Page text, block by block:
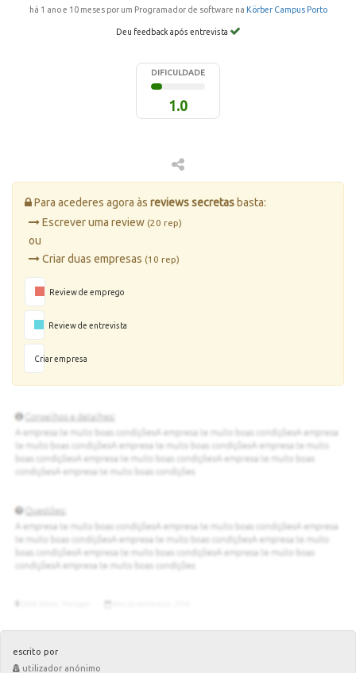
há 1 ano e 10 meses por um Programador de software na Körber Campus Porto
Deu feedback após entrevista
DIFICULDADE
1.0
Para acederes agora às reviews secretas basta:
Escrever uma review (20 rep)
ou
Criar duas empresas (10 rep)
Review de emprego
Review de entrevista
Criar empresa
escrito por
utilizador anónimo